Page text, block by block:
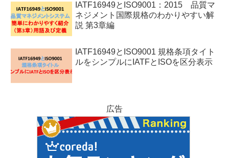
IATF16949とISO9001：2015 品質マ
ネジメント国際規格のわかりやすい解
説 第3章編
IATF16949とISO9001 規格条項タイト
ルをシンプルにIATFとISOを区分表示
広告